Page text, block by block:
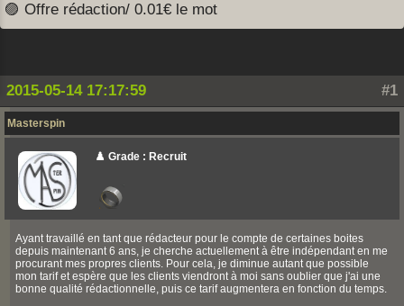
🟣 Offre rédaction/ 0.01€ le mot
#1
2015-05-14 17:17:59
Masterspin
♟️ Grade : Recruit
Ayant travaillé en tant que rédacteur pour le compte de certaines boites
depuis maintenant 6 ans, je cherche actuellement à être indépendant en me
procurant mes propres clients. Pour cela, je diminue autant que possible
mon tarif et espère que les clients viendront à moi sans oublier que j'ai une
bonne qualité rédactionnelle, puis ce tarif augmentera en fonction du temps.